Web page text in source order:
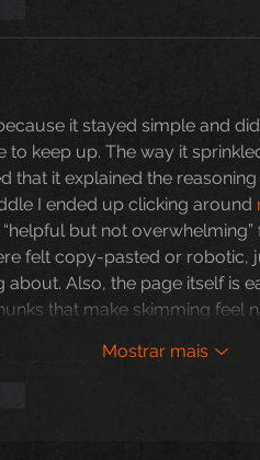
it stayed simple and
to keep up. The way it
that it explained the
I ended up clicking around
“helpful but not
felt copy-pasted or
about. Also, the page itself is
that make skimming feel
Mostrar mais